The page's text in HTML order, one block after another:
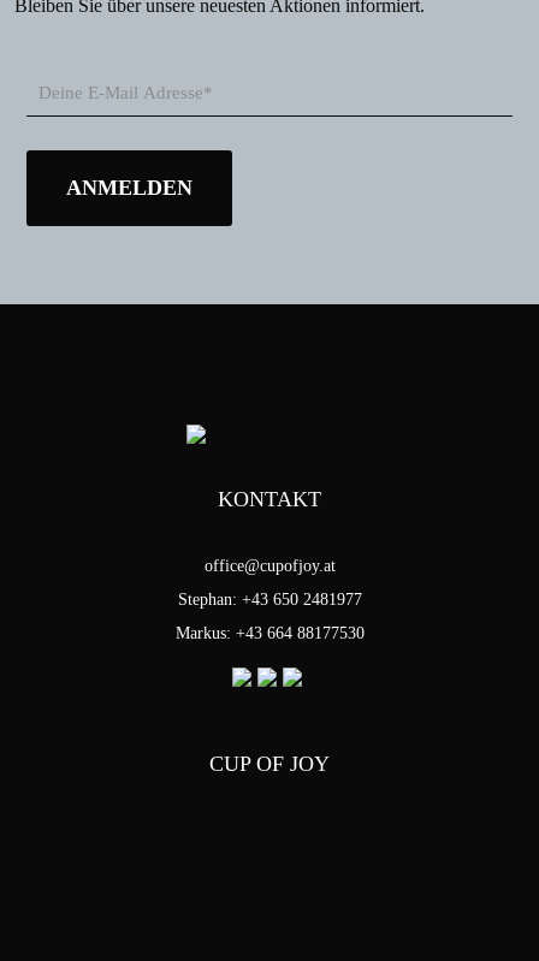
Bleiben Sie über unsere neuesten Aktionen informiert.
KONTAKT
office@cupofjoy.at
Stephan: +43 650 2481977
Markus: +43 664 88177530
CUP OF JOY